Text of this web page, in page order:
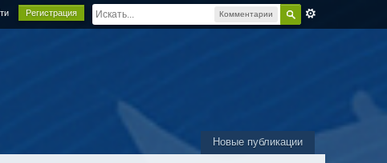
Комментарии
Регистрация
Новые публикации